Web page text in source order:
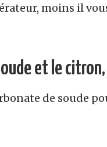
moins il
et le
de soude